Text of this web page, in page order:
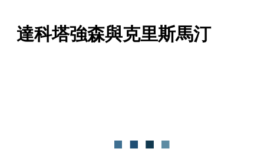
達科塔強森與克里斯馬汀